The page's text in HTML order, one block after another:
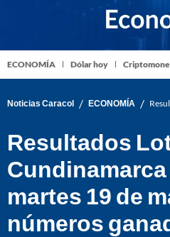
ECONOMÍA Dólar hoy
Noticias Caracol / ECONOMÍA /
Resultados
martes 19 de
números